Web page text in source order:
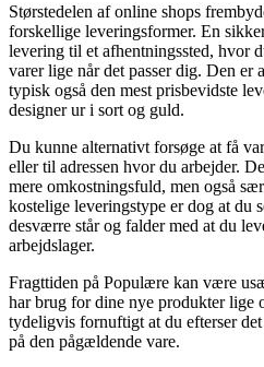
Størstedelen af online shops
forskellige leveringsformer. En
levering til et afhentningssted, hvor
varer lige når det passer dig. Den er
typisk også den mest prisbevidste
designer ur i sort og guld.
Du kunne alternativt forsøge at få
eller til adressen hvor du arbejder.
mere omkostningsfuld, men også
kostelige leveringstype er dog at du
desværre står og falder med at du
arbejdslager.
Fragttiden på Populære kan være
har brug for dine nye produkter lige
tydeligvis fornuftigt at du efterser
på den pågældende vare.